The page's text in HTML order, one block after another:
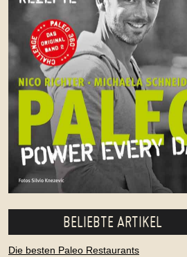
BELIEBTE ARTIKEL
Die besten Paleo Restaurants